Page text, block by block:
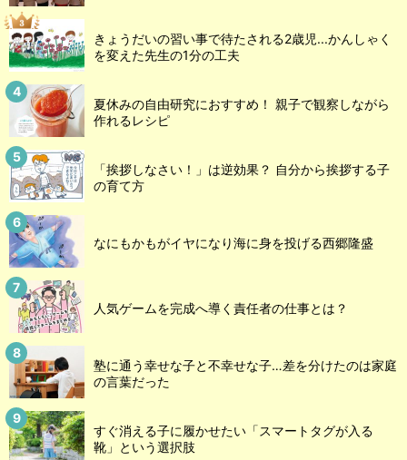
きょうだいの習い事で待たされる2歳児...かんしゃく
を変えた先生の1分の工夫
夏休みの自由研究におすすめ！ 親子で観察しながら
作れるレシピ
「挨拶しなさい！」は逆効果？ 自分から挨拶する子
の育て方
なにもかもがイヤになり海に身を投げる西郷隆盛
人気ゲームを完成へ導く責任者の仕事とは？
塾に通う幸せな子と不幸せな子…差を分けたのは家庭
の言葉だった
すぐ消える子に履かせたい「スマートタグが入る
靴」という選択肢